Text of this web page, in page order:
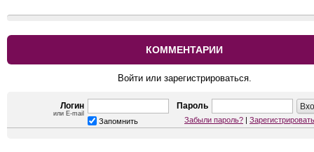
КОММЕНТАРИИ
Войти или зарегистрироваться.
Логин
или E-mail
Пароль
Запомнить Забыли пароль? |